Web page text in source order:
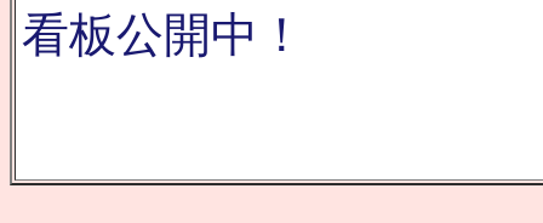
看板公開中！